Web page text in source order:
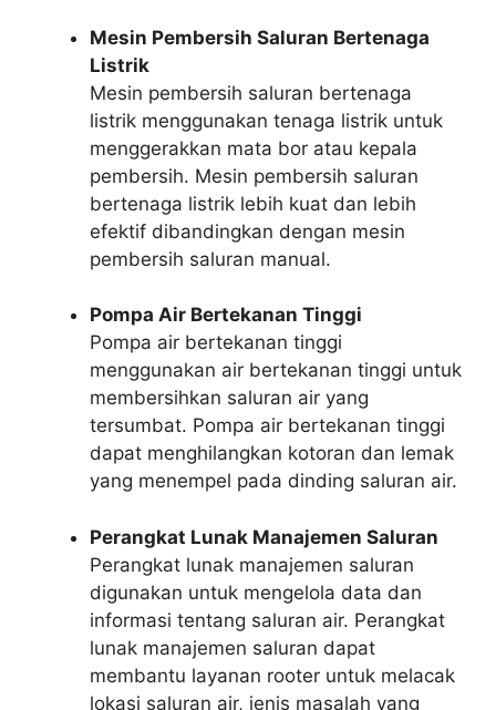
Mesin Pembersih Saluran Bertenaga
Listrik
Mesin pembersih saluran bertenaga
listrik menggunakan tenaga listrik untuk
menggerakkan mata bor atau kepala
pembersih. Mesin pembersih saluran
bertenaga listrik lebih kuat dan lebih
efektif dibandingkan dengan mesin
pembersih saluran manual.
Pompa Air Bertekanan Tinggi
Pompa air bertekanan tinggi
menggunakan air bertekanan tinggi untuk
membersihkan saluran air yang
tersumbat. Pompa air bertekanan tinggi
dapat menghilangkan kotoran dan lemak
yang menempel pada dinding saluran air.
Perangkat Lunak Manajemen Saluran
Perangkat lunak manajemen saluran
digunakan untuk mengelola data dan
informasi tentang saluran air. Perangkat
lunak manajemen saluran dapat
membantu layanan rooter untuk melacak
lokasi saluran air, jenis masalah yang